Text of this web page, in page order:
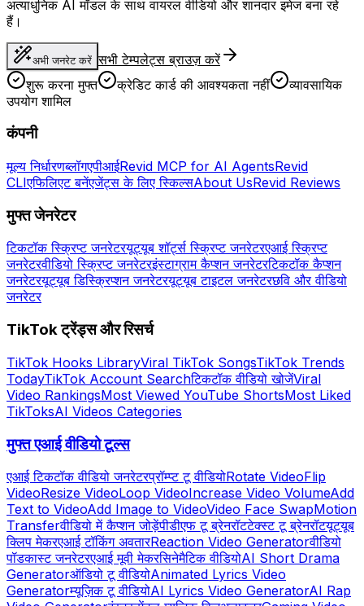
अत्याधुनिक AI मॉडल के साथ वायरल वीडियो और शानदार इमेज बना रहे
हैं।
अभी जनरेट करें सभी टेम्पलेट्स ब्राउज़ करें
शुरू करना मुफ्त
क्रेडिट कार्ड की आवश्यकता नहीं
व्यावसायिक
उपयोग शामिल
कंपनी
मूल्य निर्धारणब्लॉगएपीआईRevid MCP for AI AgentsRevid
CLIएफिलिएट बनेंएजेंट्स के लिए स्किल्सAbout UsRevid Reviews
मुफ्त जेनरेटर
टिकटॉक स्क्रिप्ट जनरेटरयूट्यूब शॉर्ट्स स्क्रिप्ट जनरेटरएआई स्क्रिप्ट
जनरेटरवीडियो स्क्रिप्ट जनरेटरइंस्टाग्राम कैप्शन जनरेटरटिकटॉक कैप्शन
जनरेटरयूट्यूब डिस्क्रिप्शन जनरेटरयूट्यूब टाइटल जनरेटरछवि और वीडियो
जनरेटर
TikTok ट्रेंड्स और रिसर्च
TikTok Hooks LibraryViral TikTok SongsTikTok Trends
TodayTikTok Account Searchटिकटॉक वीडियो खोजेंViral
Video RankingsMost Viewed YouTube ShortsMost Liked
TikToksAI Videos Categories
मुफ्त एआई वीडियो टूल्स
एआई टिकटॉक वीडियो जनरेटरप्रॉम्प्ट टू वीडियोRotate VideoFlip
VideoResize VideoLoop VideoIncrease Video VolumeAdd
Text to VideoAdd Image to VideoVideo Face SwapMotion
Transferवीडियो में कैप्शन जोड़ेंपीडीएफ टू ब्रेनरॉटटेक्स्ट टू ब्रेनरॉटयूट्यूब
क्लिप मेकरएआई टॉकिंग अवतारReaction Video Generatorवीडियो
पॉडकास्ट जनरेटरएआई मूवी मेकरसिनेमैटिक वीडियोAI Short Drama
Generatorऑडियो टू वीडियोAnimated Lyrics Video
Generatorम्यूज़िक टू वीडियोAI Lyrics Video GeneratorAI Rap